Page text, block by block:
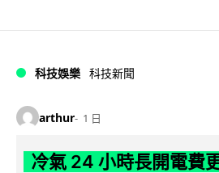
科技娛樂 科技新聞
arthur 1 日
冷氣 24 小時長開電費